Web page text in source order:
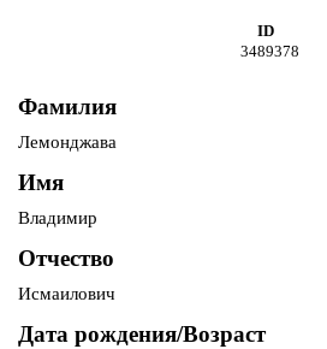
ID
3489378
Фамилия
Лемонджава
Имя
Владимир
Отчество
Исмаилович
Дата рождения/Возраст